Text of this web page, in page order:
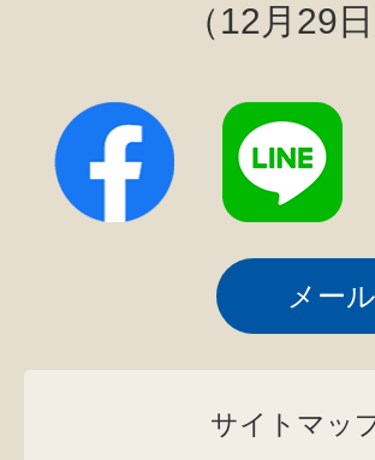
（12月29
メー
サイトマッ